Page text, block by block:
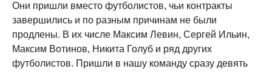
Они пришли вместо футболистов, чьи контракты
завершились и по разным причинам не были
продлены. В их числе Максим Левин, Сергей Ильин,
Максим Вотинов, Никита Голуб и ряд других
футболистов. Пришли в нашу команду сразу девять